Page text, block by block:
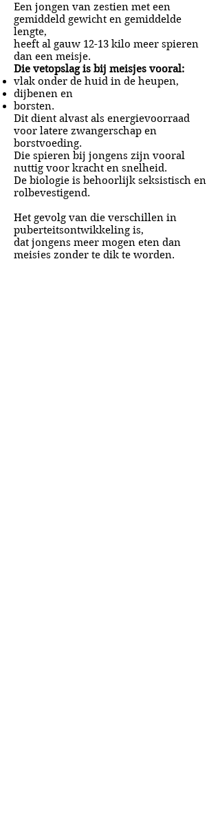
Een jongen van zestien met een
gemiddeld gewicht en gemiddelde
lengte,
heeft al gauw 12-13 kilo meer spieren
dan een meisje.
Die vetopslag is bij meisjes vooral:
vlak onder de huid in de heupen,
dijbenen en
borsten.
Dit dient alvast als energievoorraad
voor latere zwangerschap en
borstvoeding.
Die spieren bij jongens zijn vooral
nuttig voor kracht en snelheid.
De biologie is behoorlijk seksistisch en
rolbevestigend.
Het gevolg van die verschillen in
puberteitsontwikkeling is,
dat jongens meer mogen eten dan
meisjes zonder te dik te worden.